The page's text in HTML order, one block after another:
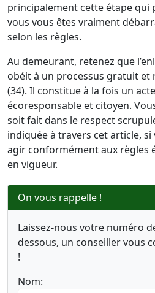
principalement cette étape qui
vous vous êtes vraiment
selon les règles.
Au demeurant, retenez que
obéit à un processus gratuit et
(34). Il constitue à la fois un
écoresponsable et citoyen.
soit fait dans le respect
indiquée à travers cet article,
agir conformément aux règles
en vigueur.
On vous rappelle !
Laissez-nous votre numéro
dessous, un conseiller vous
!
Nom: